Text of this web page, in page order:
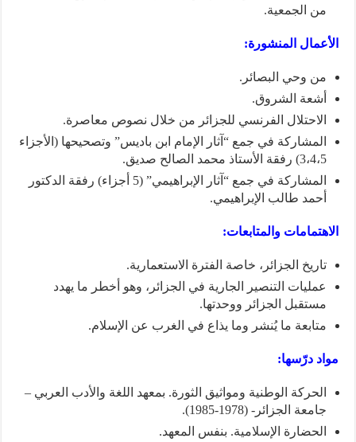
من الجمعية.
الأعمال المنشورة:
من وحي البصائر.
أشعة الشروق.
الاحتلال الفرنسي للجزائر من خلال نصوص معاصرة.
المشاركة في جمع “آثار الإمام ابن باديس” وتصحيحها (الأجزاء
3،4،5) رفقة الأستاذ محمد الصالح صديق.
المشاركة في جمع “آثار الإبراهيمي” (5 أجزاء) رفقة الدكتور
أحمد طالب الإبراهيمي.
الاهتمامات والمتابعات:
تاريخ الجزائر، خاصة الفترة الاستعمارية.
عمليات التنصير الجارية في الجزائر، وهو أخطر ما يهدد
مستقبل الجزائر ووحدتها.
متابعة ما يُنشر وما يذاع في الغرب عن الإسلام.
مواد درّسها:
الحركة الوطنية ومواثيق الثورة. بمعهد اللغة والأدب العربي –
جامعة الجزائر- (1978-1985).
الحضارة الإسلامية. بنفس المعهد.